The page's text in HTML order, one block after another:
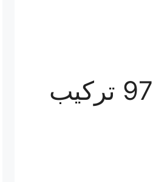
نجار شاطر في الكويت 97477575 تركيب